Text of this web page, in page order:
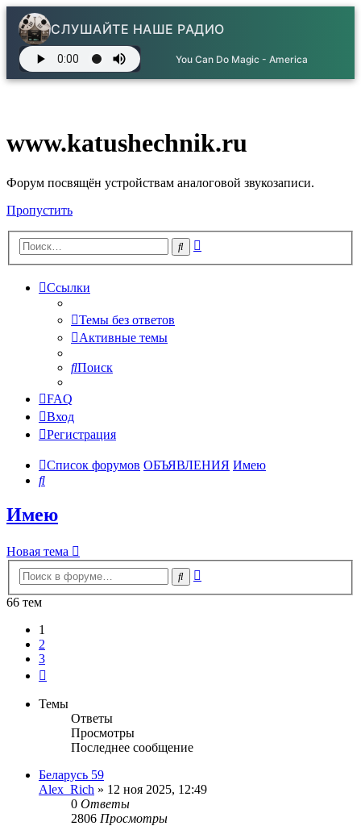
СЛУШАЙТЕ НАШЕ РАДИО
You Can Do Magic - America
www.katushechnik.ru
Форум посвящён устройствам аналоговой звукозаписи.
Пропустить
Поиск
Ссылки
Темы без ответов
Активные темы
Поиск
FAQ
Вход
Регистрация
Список форумов ОБЪЯВЛЕНИЯ Имею
Поиск
Имею
Новая тема
Поиск
66 тем
1
2
3
Темы
Ответы
Просмотры
Последнее сообщение
Беларусь 59
Alex_Rich » 12 ноя 2025, 12:49
0 Ответы
2806 Просмотры